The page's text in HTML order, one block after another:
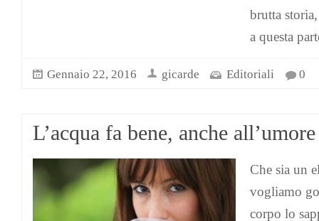
brutta
a questa
Gennaio 22, 2016 gicarde Editoriali 0
L’acqua fa bene, anche all’umore
Che sia un
vogliamo
corpo lo